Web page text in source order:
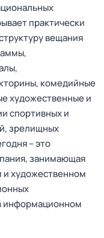
практически
вещания
комедийные
художественные и
спортивных и
зрелищных
– это
занимающая
и художественном
информационном